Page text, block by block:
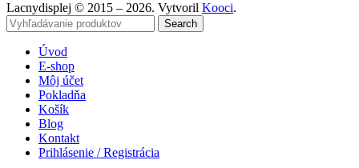
Lacnydisplej © 2015 – 2026. Vytvoril Kooci.
Search
Úvod
E-shop
Môj účet
Pokladňa
Košík
Blog
Kontakt
Prihlásenie / Registrácia